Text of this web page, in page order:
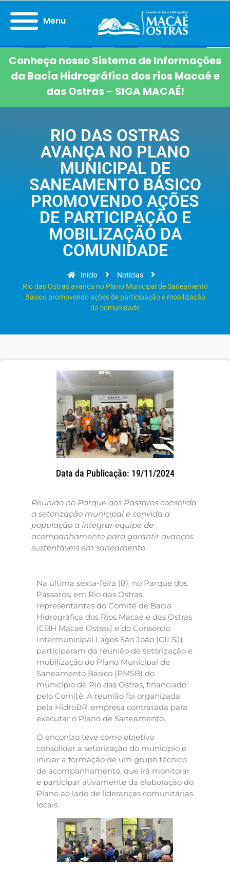
Menu
Conheça nosso Sistema de Informações
da Bacia Hidrográfica dos rios Macaé e
das Ostras – SIGA MACAÉ!
RIO DAS OSTRAS
AVANÇA NO PLANO
MUNICIPAL DE
SANEAMENTO BÁSICO
PROMOVENDO AÇÕES
DE PARTICIPAÇÃO E
MOBILIZAÇÃO DA
COMUNIDADE
Início
Notícias
Rio das Ostras avança no Plano Municipal de Saneamento
Básico promovendo ações de participação e mobilização
da comunidade
Data da Publicação: 19/11/2024
Reunião no Parque dos Pássaros consolida
a setorização municipal e convida a
população a integrar equipe de
acompanhamento para garantir avanços
sustentáveis em saneamento
Na última sexta-feira (8), no Parque dos
Pássaros, em Rio das Ostras,
representantes do Comitê de Bacia
Hidrográfica dos Rios Macaé e das Ostras
(CBH Macaé Ostras) e do Consórcio
Intermunicipal Lagos São João (CILSJ)
participaram da reunião de setorização e
mobilização do Plano Municipal de
Saneamento Básico (PMSB) do
município de Rio das Ostras, financiado
pelo Comitê. A reunião foi organizada
pela HidroBR, empresa contratada para
executar o Plano de Saneamento.
O encontro teve como objetivo
consolidar a setorização do município e
iniciar a formação de um grupo técnico
de acompanhamento, que irá monitorar
e participar ativamente da elaboração do
Plano ao lado de lideranças comunitárias
locais.